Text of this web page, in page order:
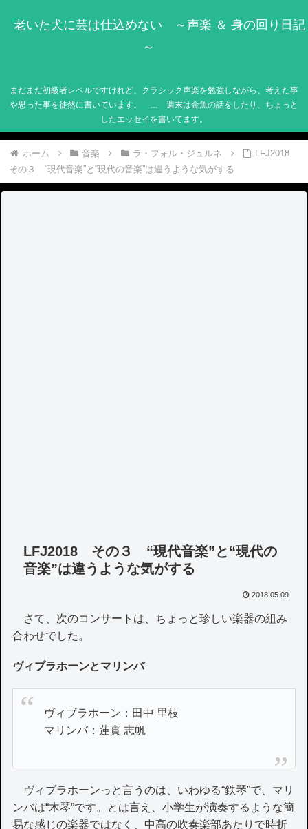
老いた犬に芸は仕込めない ～声楽 ＆ 身の回り日記
～
まだまだ初級者レベルですけれど、クラシック声楽を勉強しながら、考えた事
や思った事を徒然に書いています。 … 週末は金魚の話をしたり、ちょっと
したエッセイを書いてます。
ホーム 音楽 ラ・フォル・ジュルネ
LFJ2018
その３ “現代音楽”と“現代の音楽”は違うような気がする
LFJ2018 その３ “現代音楽”と“現代の
音楽”は違うような気がする
2018.05.09
さて、次のコンサートは、ちょっと珍しい楽器の組み
合わせでした。
ヴィブラホーンとマリンバ
ヴィブラホーン：田中 里枝
マリンバ：蓮實 志帆
ヴィブラホーンっと言うのは、いわゆる“鉄琴”で、マリ
ンバは“木琴”です。とは言え、小学生が演奏するような簡
易な感じの楽器ではなく、中高の吹奏楽部あたりで時折